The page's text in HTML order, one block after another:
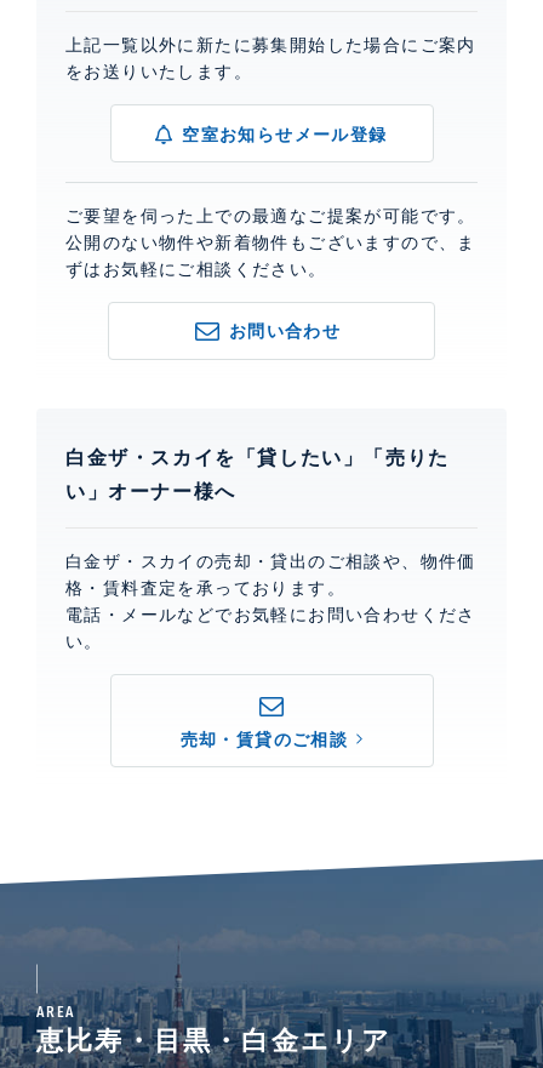
上記一覧以外に新たに募集開始した場合にご案内
をお送りいたします。
空室お知らせメール登録
ご要望を伺った上での最適なご提案が可能です。
公開のない物件や新着物件もございますので、ま
ずはお気軽にご相談ください。
お問い合わせ
白金ザ・スカイを「貸したい」「売りた
い」オーナー様へ
白金ザ・スカイの売却・貸出のご相談や、物件価
格・賃料査定を承っております。
電話・メールなどでお気軽にお問い合わせくださ
い。
売却・賃貸のご相談
AREA
恵比寿・目黒・白金エリア